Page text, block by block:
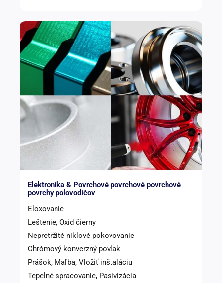
Elektronika & Povrchové povrchové povrchové
povrchy polovodičov
Eloxovanie
Leštenie, Oxid čierny
Nepretržité niklové pokovovanie
Chrómový konverzný povlak
Prášok, Maľba, Vložiť inštaláciu
Tepelné spracovanie, Pasivizácia